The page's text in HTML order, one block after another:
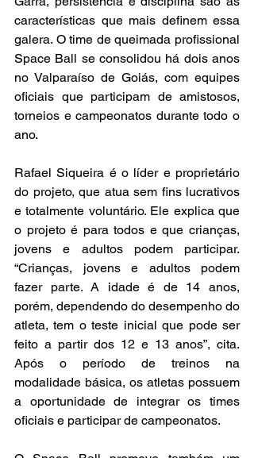
características que mais definem essa
galera. O time de queimada profissional
Space Ball se consolidou há dois anos
no Valparaíso de Goiás, com equipes
oficiais que participam de amistosos,
torneios e campeonatos durante todo o
ano.
Rafael Siqueira é o líder e proprietário
do projeto, que atua sem fins lucrativos
e totalmente voluntário. Ele explica que
o projeto é para todos e que crianças,
jovens e adultos podem participar.
“Crianças, jovens e adultos podem
fazer parte. A idade é de 14 anos,
porém, dependendo do desempenho do
atleta, tem o teste inicial que pode ser
feito a partir dos 12 e 13 anos”, cita.
Após o período de treinos na
modalidade básica, os atletas possuem
a oportunidade de integrar os times
oficiais e participar de campeonatos.